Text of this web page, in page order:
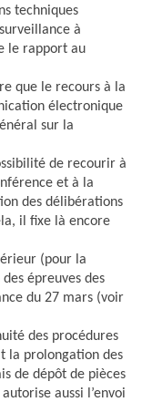
techniques
à
le rapport au
que le recours à la
électronique
sur la
de recourir à
et à la
des délibérations
il fixe là encore
(pour la
épreuves des
du 27 mars (voir
des procédures
la prolongation des
de dépôt de pièces
aussi l’envoi